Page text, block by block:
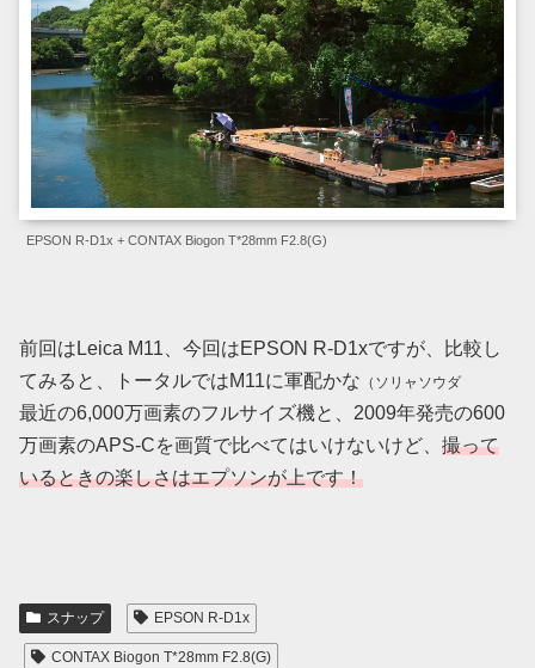
EPSON R-D1x + CONTAX Biogon T*28mm F2.8(G)
前回はLeica M11、今回はEPSON R-D1xですが、比較し
てみると、トータルではM11に軍配かな （ソリャソウダ
最近の6,000万画素のフルサイズ機と、2009年発売の600
万画素のAPS-Cを画質で比べてはいけないけど、 撮って
いるときの楽しさはエプソンが上です！
スナップ EPSON R-D1x
CONTAX Biogon T*28mm F2.8(G)